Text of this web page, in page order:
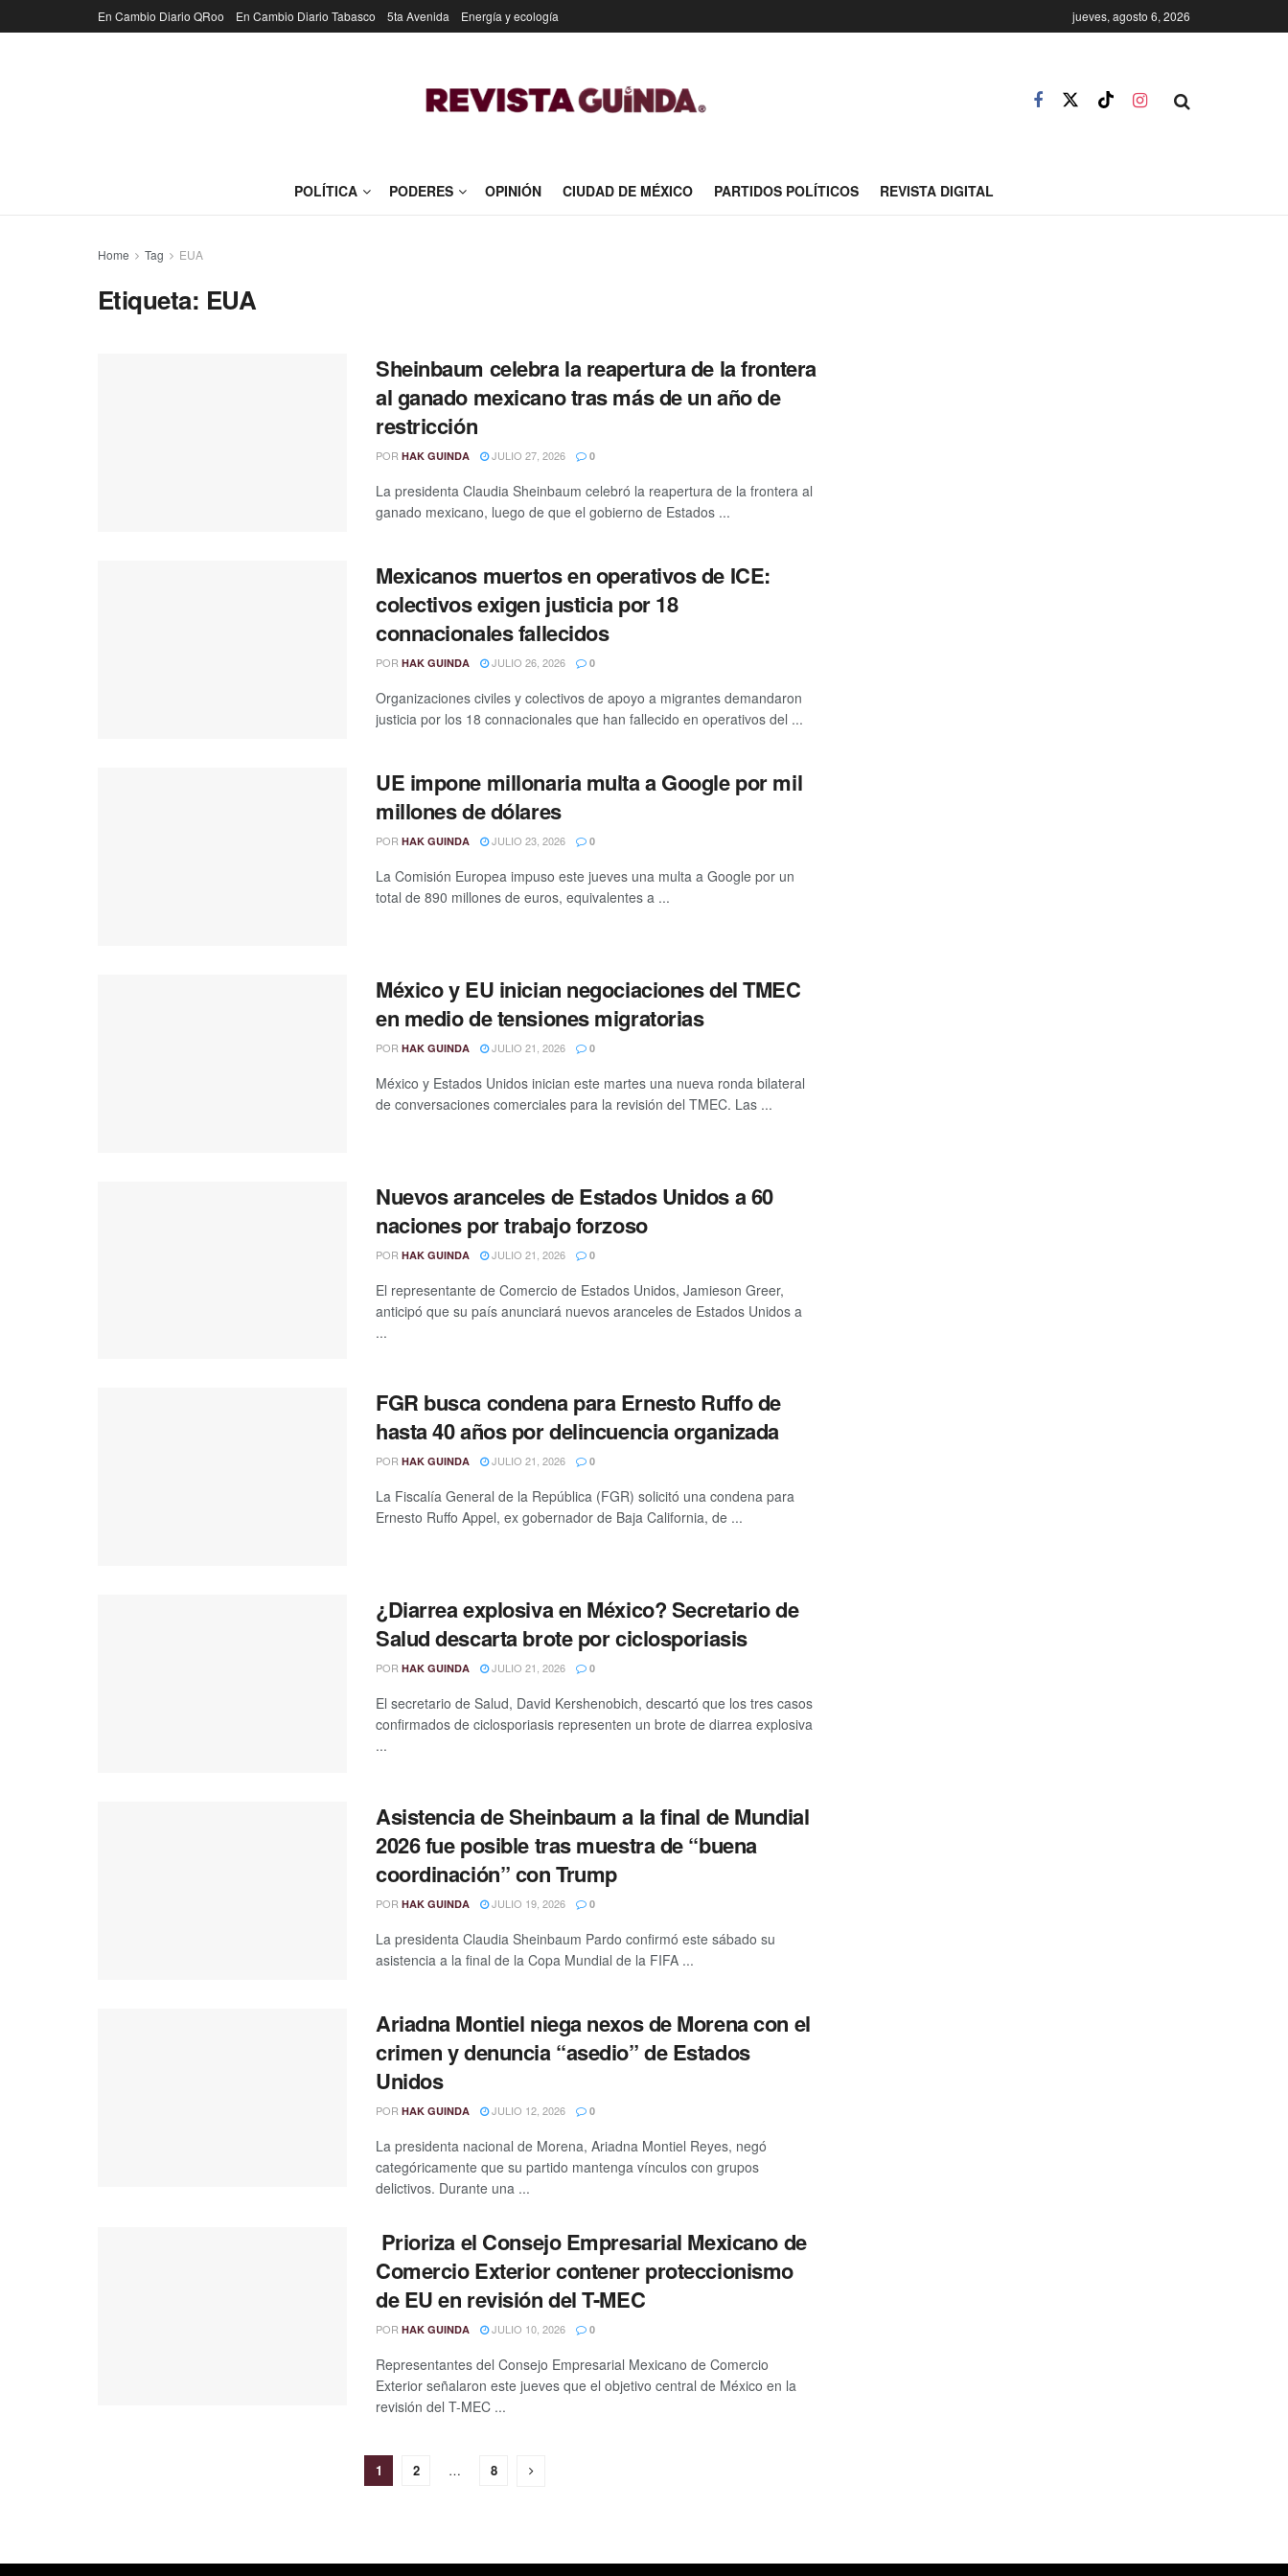
En Cambio Diario QRoo En Cambio Diario Tabasco 5ta Avenida Energía y ecología jueves, agosto 6, 2026
POLÍTICA PODERES OPINIÓN CIUDAD DE MÉXICO PARTIDOS POLÍTICOS REVISTA DIGITAL
Home Tag EUA
Etiqueta: EUA
Sheinbaum celebra la reapertura de la frontera
al ganado mexicano tras más de un año de
restricción
POR HAK GUINDA JULIO 27, 2026 0
La presidenta Claudia Sheinbaum celebró la reapertura de la frontera al
ganado mexicano, luego de que el gobierno de Estados ...
Mexicanos muertos en operativos de ICE:
colectivos exigen justicia por 18
connacionales fallecidos
POR HAK GUINDA JULIO 26, 2026 0
Organizaciones civiles y colectivos de apoyo a migrantes demandaron
justicia por los 18 connacionales que han fallecido en operativos del ...
UE impone millonaria multa a Google por mil
millones de dólares
POR HAK GUINDA JULIO 23, 2026 0
La Comisión Europea impuso este jueves una multa a Google por un
total de 890 millones de euros, equivalentes a ...
México y EU inician negociaciones del TMEC
en medio de tensiones migratorias
POR HAK GUINDA JULIO 21, 2026 0
México y Estados Unidos inician este martes una nueva ronda bilateral
de conversaciones comerciales para la revisión del TMEC. Las ...
Nuevos aranceles de Estados Unidos a 60
naciones por trabajo forzoso
POR HAK GUINDA JULIO 21, 2026 0
El representante de Comercio de Estados Unidos, Jamieson Greer,
anticipó que su país anunciará nuevos aranceles de Estados Unidos a
...
FGR busca condena para Ernesto Ruffo de
hasta 40 años por delincuencia organizada
POR HAK GUINDA JULIO 21, 2026 0
La Fiscalía General de la República (FGR) solicitó una condena para
Ernesto Ruffo Appel, ex gobernador de Baja California, de ...
¿Diarrea explosiva en México? Secretario de
Salud descarta brote por ciclosporiasis
POR HAK GUINDA JULIO 21, 2026 0
El secretario de Salud, David Kershenobich, descartó que los tres casos
confirmados de ciclosporiasis representen un brote de diarrea explosiva
...
Asistencia de Sheinbaum a la final de Mundial
2026 fue posible tras muestra de “buena
coordinación” con Trump
POR HAK GUINDA JULIO 19, 2026 0
La presidenta Claudia Sheinbaum Pardo confirmó este sábado su
asistencia a la final de la Copa Mundial de la FIFA ...
Ariadna Montiel niega nexos de Morena con el
crimen y denuncia “asedio” de Estados
Unidos
POR HAK GUINDA JULIO 12, 2026 0
La presidenta nacional de Morena, Ariadna Montiel Reyes, negó
categóricamente que su partido mantenga vínculos con grupos
delictivos. Durante una ...
Prioriza el Consejo Empresarial Mexicano de
Comercio Exterior contener proteccionismo
de EU en revisión del T-MEC
POR HAK GUINDA JULIO 10, 2026 0
Representantes del Consejo Empresarial Mexicano de Comercio
Exterior señalaron este jueves que el objetivo central de México en la
revisión del T-MEC ...
1 2 … 8